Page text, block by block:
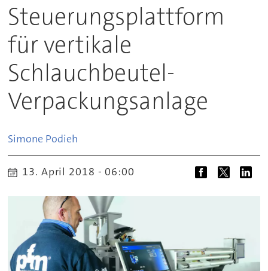
Steuerungsplattform
für vertikale
Schlauchbeutel-
Verpackungsanlage
Simone Podieh
13. April 2018 - 06:00